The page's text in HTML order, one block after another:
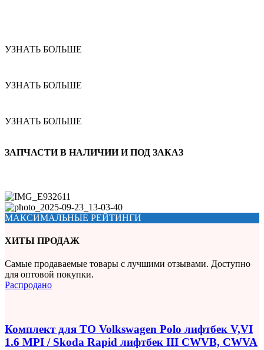
УЗНАТЬ БОЛЬШЕ
УЗНАТЬ БОЛЬШЕ
УЗНАТЬ БОЛЬШЕ
ЗАПЧАСТИ В НАЛИЧИИ И ПОД ЗАКАЗ
МАКСИМАЛЬНЫЕ РЕЙТИНГИ
ХИТЫ ПРОДАЖ
Самые продаваемые товары с лучшими отзывами. Доступно
для оптовой покупки.
Распродано
Комплект для ТО Volkswagen Polo лифтбек V,VI
1.6 MPI / Skoda Rapid лифтбек III CWVB, CWVA